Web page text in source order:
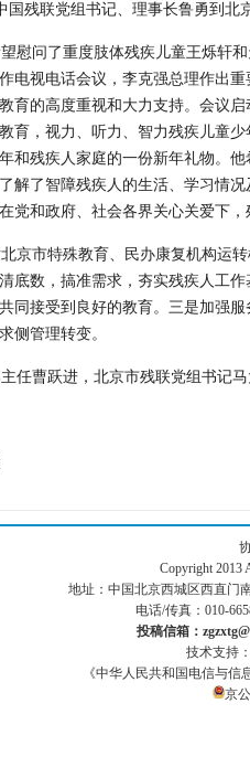
国残联党组书记、理事长鲁勇到
慰问了重度肢体残疾儿童王烁轩
电视电话会议，李克强总理作出
育的高度重视和大力支持。会议
育，视力、听力、智力残疾儿童
和残疾人家庭的一份新年礼物。
解了智障残疾人的生活、学习情
党和政府、社会各界关心关爱下
京市特殊教育、民办康复机构运
底数，搞准需求，夯实残疾人工
同接受到良好的教育。三是加强
侧管理转变。
任曹跃进，北京市残联党组书记
Copyright 2013
地址：中国北京西城区西直门
电话/传真：010-
投稿信箱：
技术支持
《中华人民共和国电信与
京